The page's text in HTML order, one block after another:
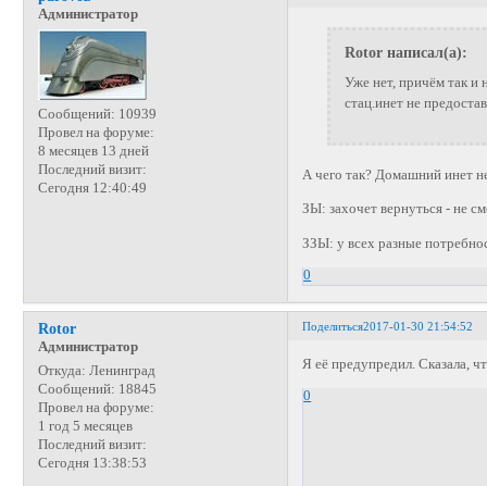
Администратор
Сообщений: 10939
Провел на форуме:
8 месяцев 13 дней
Последний визит:
Сегодня 12:40:49
Rotor написал(а):
Уже нет, причём так и
стац.инет не
А чего так? Домашний инет
ЗЫ: захочет вернуться - не
ЗЗЫ: у всех разные
0
Поделиться2017-01-30 21:54:52
Rotor
Администратор
Откуда: Ленинград
Сообщений: 18845
Провел на форуме:
1 год 5 месяцев
Последний визит:
Сегодня 13:38:53
Я её предупредил. Сказала,
0